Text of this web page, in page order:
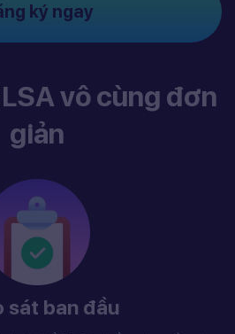
ký ngay
vô cùng đơn
giản
sát ban đầu